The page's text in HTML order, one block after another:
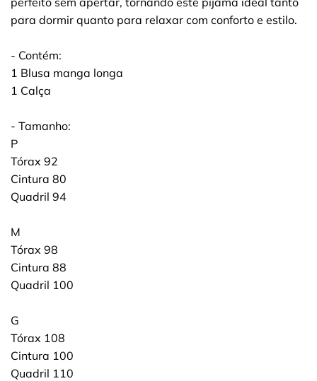
para dormir quanto para relaxar com conforto e estilo.
- Contém:
1 Blusa manga longa
1 Calça
- Tamanho:
P
Tórax 92
Cintura 80
Quadril 94
M
Tórax 98
Cintura 88
Quadril 100
G
Tórax 108
Cintura 100
Quadril 110